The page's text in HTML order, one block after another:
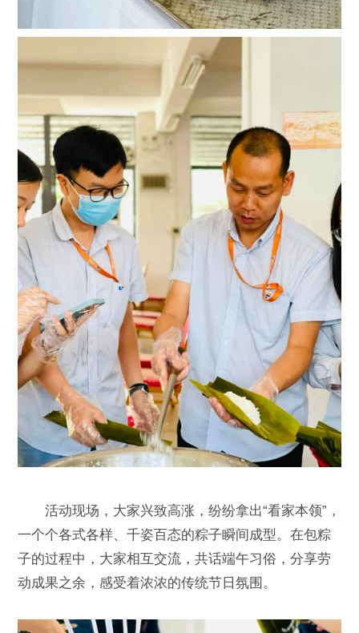
活动现场，大家兴致高涨，纷纷拿出“看家本领”，
一个个各式各样、千姿百态的粽子瞬间成型。在包粽
子的过程中，大家相互交流，共话端午习俗，分享劳
动成果之余，感受着浓浓的传统节日氛围。